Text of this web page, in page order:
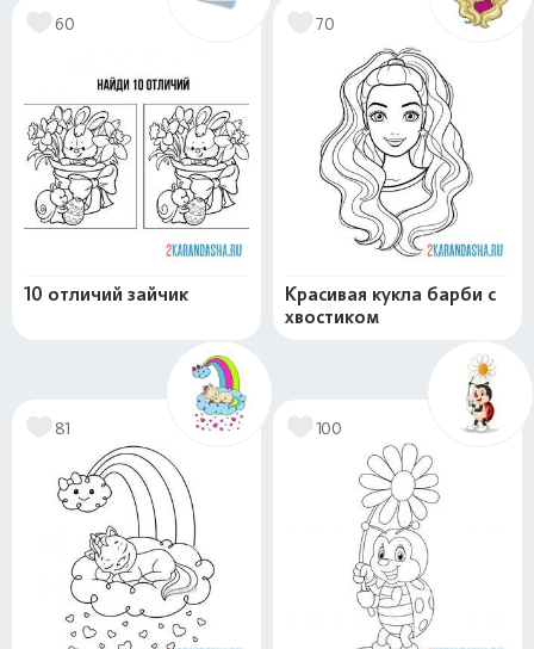
60
10 отличий зайчик
70
Красивая кукла барби с
хвостиком
81 100